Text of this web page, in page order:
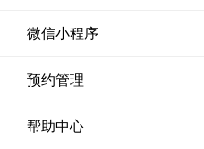
微信小程序
预约管理
帮助中心